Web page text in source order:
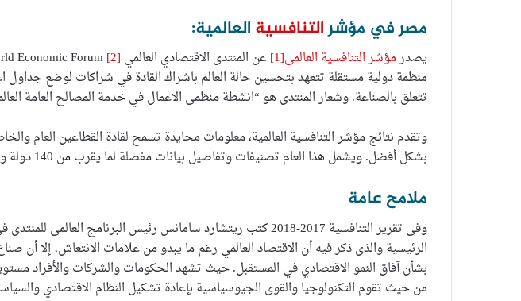
مصر في مؤشرالتنافسية العالمية:
يصدرمؤشر التنافسية العالمى[1] عن المنتدى الاقتصادي العالمي World Economic Forum [2]
منظمة دولية مستقلة تتعهد بتحسين حالة العالم باشراك القادة في شراكات لوضع جداول
تتعلق بالصناعة. وشعار المنتدى هو “انشطة منظمى الاعمال في خدمة المصالح العامة
وتقدم نتائج مؤشر التنافسية العالمية، معلومات محايدة تسمح لقادة القطاعين العام
بشكل أفضل. ويشمل هذا العام تصنيفات وتفاصيل بيانات مفصلة لما يقرب من 140 دولة وسلسلة زمنية قابلة للمقارنة.
ملامح عامة
وفى تقرير التنافسية 2017-2018 كتب ريتشارد سامانس رئيس البرنامج
الرئيسية والذى ذكر فيه أن الاقتصاد العالمي رغم ما يبدو من علامات الانتعاش، إلا أن
بشأن آفاق النمو الاقتصادي في المستقبل. حيث تشهد الحكومات والشركات والأفراد
من حيث تقوم التكنولوجيا والقوى الجيوسياسية بإعادة تشكيل النظام الاقتصادي